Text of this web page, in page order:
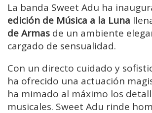
La banda Sweet Adu ha
edición de Música a la Luna
de Armas de un ambiente
cargado de sensualidad.
Con un directo cuidado y
ha ofrecido una actuación
ha mimado al máximo los
musicales. Sweet Adu rinde